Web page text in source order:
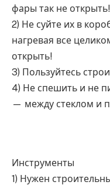
фары так не открыть!
2) Не суйте их в
нагревая все
открыть!
3) Пользуйтесь
4) Не спешить и не
— между стеклом и
Инструменты
1) Нужен